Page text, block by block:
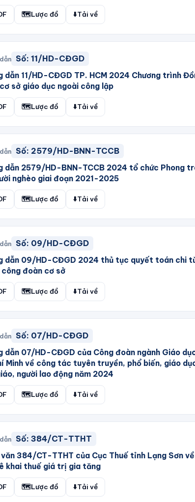
🗺️Lược đồ ⬇️Tải về
Số: 11/HD-CĐGD
dẫn 11/HD-CĐGD TP. HCM 2024 Chương trình
sở giáo dục ngoài công lập
🗺️Lược đồ ⬇️Tải về
Số: 2579/HD-BNN-TCCB
dẫn 2579/HD-BNN-TCCB 2024 tổ chức Phong
nghèo giai đoạn 2021-2025
🗺️Lược đồ ⬇️Tải về
Số: 09/HD-CĐGD
dẫn 09/HD-CĐGD 2024 thủ tục quyết toán chi
công đoàn cơ sở
🗺️Lược đồ ⬇️Tải về
Số: 07/HD-CĐGD
dẫn 07/HD-CĐGD của Công đoàn ngành Giáo
Minh về công tác tuyên truyền, phổ biến, giáo
người lao động năm 2024
🗺️Lược đồ ⬇️Tải về
Số: 384/CT-TTHT
văn 384/CT-TTHT của Cục Thuế tỉnh Lạng Sơn
khai thuế giá trị gia tăng
🗺️Lược đồ ⬇️Tải về